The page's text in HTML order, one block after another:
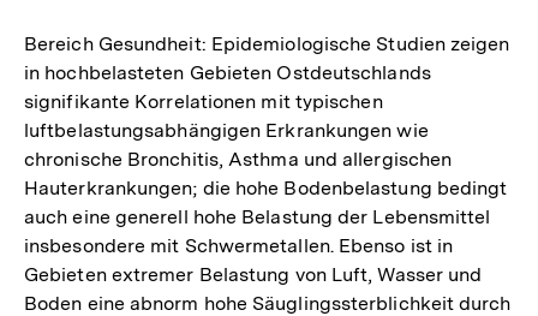
Bereich Gesundheit: Epidemiologische Studien zeigen
in hochbelasteten Gebieten Ostdeutschlands
signifikante Korrelationen mit typischen
luftbelastungsabhängigen Erkrankungen wie
chronische Bronchitis, Asthma und allergischen
Hauterkrankungen; die hohe Bodenbelastung bedingt
auch eine generell hohe Belastung der Lebensmittel
insbesondere mit Schwermetallen. Ebenso ist in
Gebieten extremer Belastung von Luft, Wasser und
Boden eine abnorm hohe Säuglingssterblichkeit durch